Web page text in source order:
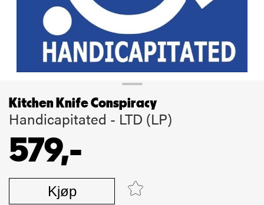
Kitchen Knife Conspiracy
Handicapitated - LTD (LP)
579,-
Kjøp